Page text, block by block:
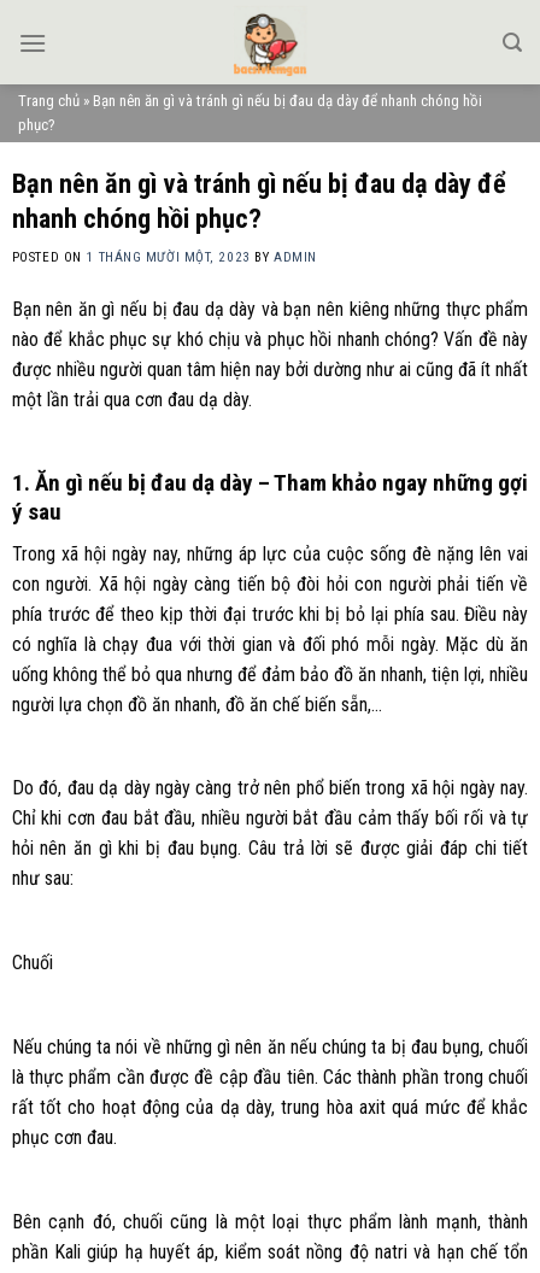
Trang chủ » Bạn nên ăn gì và tránh gì nếu bị đau dạ dày để nhanh chóng hồi
phục?
Bạn nên ăn gì và tránh gì nếu bị đau dạ dày để
nhanh chóng hồi phục?
POSTED ON 1 THÁNG MƯỜI MỘT, 2023 BY ADMIN
Bạn nên ăn gì nếu bị đau dạ dày và bạn nên kiêng những thực phẩm
nào để khắc phục sự khó chịu và phục hồi nhanh chóng? Vấn đề này
được nhiều người quan tâm hiện nay bởi dường như ai cũng đã ít nhất
một lần trải qua cơn đau dạ dày.
1. Ăn gì nếu bị đau dạ dày – Tham khảo ngay những gợi
ý sau
Trong xã hội ngày nay, những áp lực của cuộc sống đè nặng lên vai
con người. Xã hội ngày càng tiến bộ đòi hỏi con người phải tiến về
phía trước để theo kịp thời đại trước khi bị bỏ lại phía sau. Điều này
có nghĩa là chạy đua với thời gian và đối phó mỗi ngày. Mặc dù ăn
uống không thể bỏ qua nhưng để đảm bảo đồ ăn nhanh, tiện lợi, nhiều
người lựa chọn đồ ăn nhanh, đồ ăn chế biến sẵn,…
Do đó, đau dạ dày ngày càng trở nên phổ biến trong xã hội ngày nay.
Chỉ khi cơn đau bắt đầu, nhiều người bắt đầu cảm thấy bối rối và tự
hỏi nên ăn gì khi bị đau bụng. Câu trả lời sẽ được giải đáp chi tiết
như sau:
Chuối
Nếu chúng ta nói về những gì nên ăn nếu chúng ta bị đau bụng, chuối
là thực phẩm cần được đề cập đầu tiên. Các thành phần trong chuối
rất tốt cho hoạt động của dạ dày, trung hòa axit quá mức để khắc
phục cơn đau.
Bên cạnh đó, chuối cũng là một loại thực phẩm lành mạnh, thành
phần Kali giúp hạ huyết áp, kiểm soát nồng độ natri và hạn chế tổn